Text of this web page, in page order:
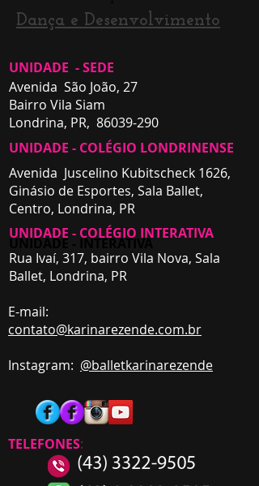
Dança e Desenvolvimento
Avenida São João, 27
Bairro Vila Siam
Londrina, PR, 86039-290
UNIDADE - SEDE
UNIDADE - INTERATIVA
UNIDADE - COLÉGIO LONDRINENSE
Avenida Juscelino Kubitscheck 1626,
Ginásio de Esportes, Sala Ballet,
Centro, Londrina, PR
UNIDADE - COLÉGIO INTERATIVA
Rua Ivaí, 317, bairro Vila Nova, Sala
Ballet, Londrina, PR
E-mail:
contato@karinarezende.com.br
Instagram: @balletkarinarezende
TELEFONES: